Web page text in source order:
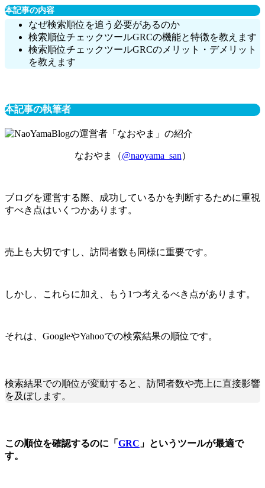
本記事の内容
なぜ検索順位を追う必要があるのか
検索順位チェックツールGRCの機能と特徴を教えます
検索順位チェックツールGRCのメリット・デメリット
を教えます
本記事の執筆者
なおやま（@naoyama_san）
ブログを運営する際、成功しているかを判断するために重視
すべき点はいくつかあります。
売上も大切ですし、訪問者数も同様に重要です。
しかし、これらに加え、もう1つ考えるべき点があります。
それは、GoogleやYahooでの検索結果の順位です。
検索結果での順位が変動すると、訪問者数や売上に直接影響
を及ぼします。
この順位を確認するのに「 GRC 」というツールが最適で
す。